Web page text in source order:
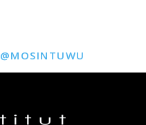
@MOSINTUWU